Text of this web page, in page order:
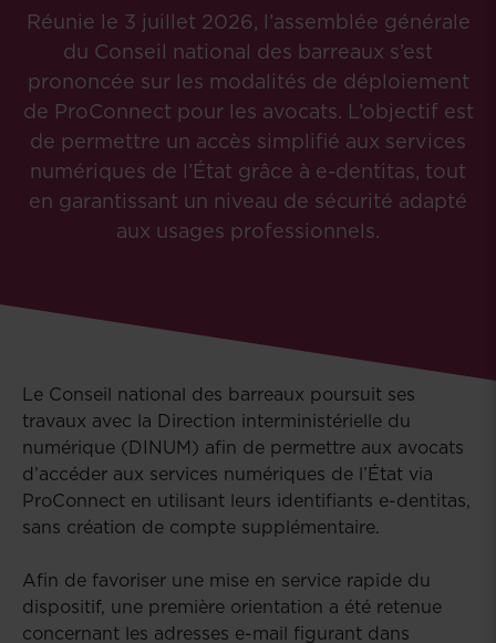
Réunie le 3 juillet 2026, l’assemblée générale
du Conseil national des barreaux s’est
prononcée sur les modalités de déploiement
de ProConnect pour les avocats. L’objectif est
de permettre un accès simplifié aux services
numériques de l’État grâce à e-dentitas, tout
en garantissant un niveau de sécurité adapté
aux usages professionnels.
Le Conseil national des barreaux poursuit ses
travaux avec la Direction interministérielle du
numérique (DINUM) afin de permettre aux avocats
d’accéder aux services numériques de l’État via
ProConnect en utilisant leurs identifiants e-dentitas,
sans création de compte supplémentaire.
Afin de favoriser une mise en service rapide du
dispositif, une première orientation a été retenue
concernant les adresses e-mail figurant dans